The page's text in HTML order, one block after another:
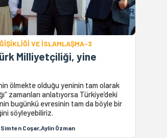
VE İSLAMLAŞMA-3
Milliyetçiliği, yine
ölmekte olduğu yeninin tam olarak
zamanları anlatıyorsa Türkiye’deki
bugünkü evresinin tam da böyle bir
söyleyebiliriz.
Simten Coşar,Aylin Özman